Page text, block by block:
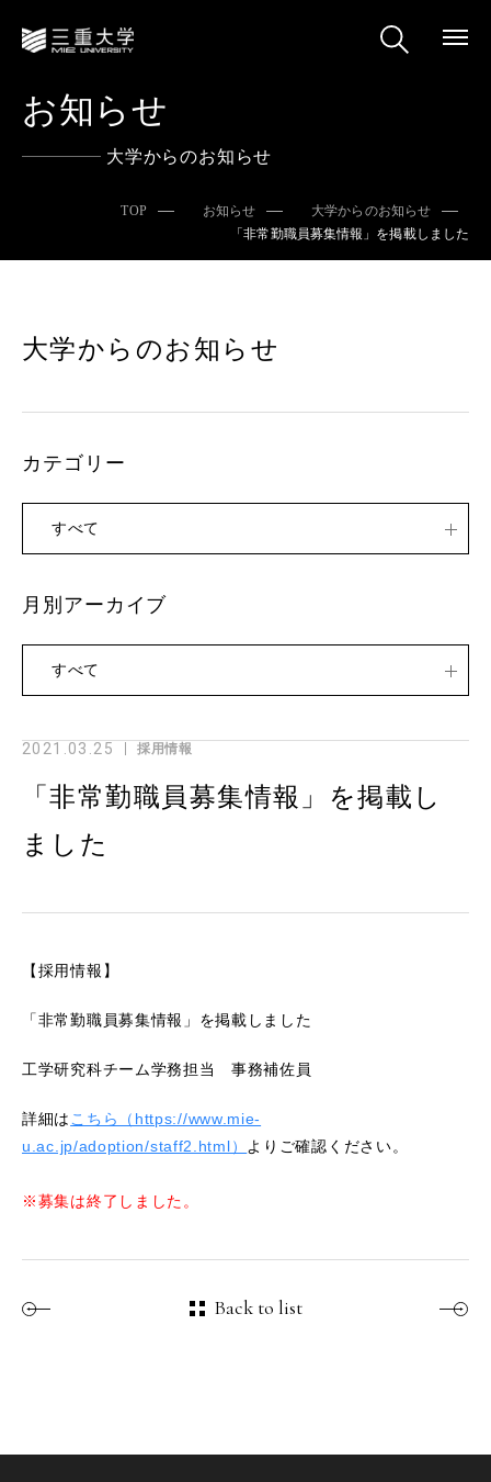
お知らせ
大学からのお知らせ
TOP お知らせ
大学からのお知らせ
「非常勤職員募集情報」を掲載しました
2021.03.25 採用情報
「非常勤職員募集情報」を掲載し
ました
【採用情報】
「非常勤職員募集情報」を掲載しました
工学研究科チーム学務担当 事務補佐員
詳細は こちら（https://www.mie-
u.ac.jp/adoption/staff2.html）
よりご確認ください。
※募集は終了しました。
Back to list
大学からのお知らせ
カテゴリー
すべて
月別アーカイブ
すべて